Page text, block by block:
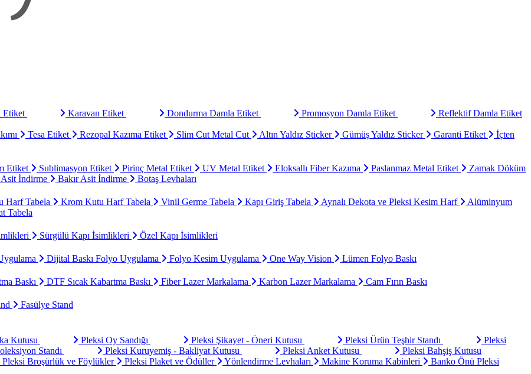
Etiket Karavan Etiket Dondurma Damla Etiket Promosyon Damla Etiket
Reflektif Damla Etiket
Tesa Etiket Rezopal Kazıma Etiket Slim Cut Metal Cut Altın Yaldız Sticker Gümüş Yaldız Sticker Garanti Etiket
İçten
Etiket Sublimasyon Etiket Pirinç Metal Etiket UV Metal Etiket Eloksallı Fiber Kazıma Paslanmaz Metal Etiket
Zamak Döküm
İndirme Bakır Asit İndirme Botaş Levhaları
Harf Tabela Krom Kutu Harf Tabela Vinil Germe Tabela Kapı Giriş Tabela Aynalı Dekota ve Pleksi Kesim Harf
Alüminyum
Tabela
Sürgülü Kapı İsimlikleri Özel Kapı İsimlikleri
Dijital Baskı Folyo Uygulama Folyo Kesim Uygulama One Way Vision Lümen Folyo Baskı
Baskı DTF Sıcak Kabartma Baskı Fiber Lazer Markalama Karbon Lazer Markalama Cam Fırın Baskı
Fasülye Stand
Kutusu Pleksi Oy Sandığı Pleksi Şikayet - Öneri Kutusu Pleksi Ürün Teşhir Standı
Pleksi
Standı Pleksi Kuruyemiş - Bakliyat Kutusu Pleksi Anket Kutusu
Pleksi Bahşiş Kutusu
Pleksi Broşürlük ve Föylükler Pleksi Plaket ve Ödüller Yönlendirme Levhaları Makine Koruma Kabinleri
Banko Önü Pleksi